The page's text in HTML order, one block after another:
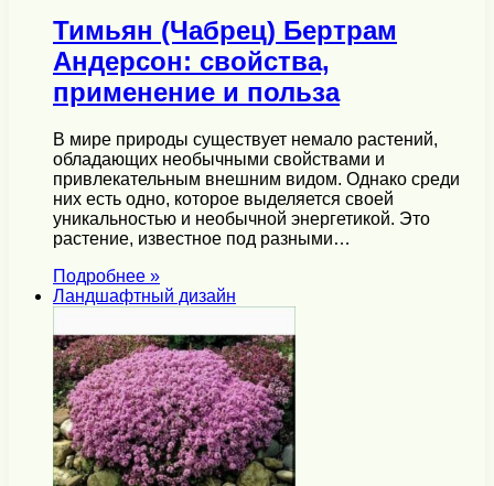
Тимьян (Чабрец) Бертрам
Андерсон: свойства,
применение и польза
В мире природы существует немало растений,
обладающих необычными свойствами и
привлекательным внешним видом. Однако среди
них есть одно, которое выделяется своей
уникальностью и необычной энергетикой. Это
растение, известное под разными…
Подробнее »
Ландшафтный дизайн